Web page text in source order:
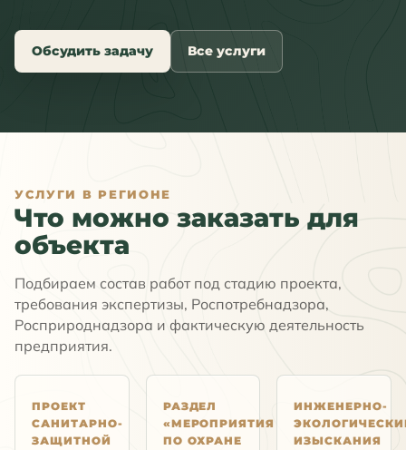
Обсудить задачу Все услуги
УСЛУГИ В РЕГИОНЕ
Что можно заказать для
объекта
Подбираем состав работ под стадию проекта,
требования экспертизы, Роспотребнадзора,
Росприроднадзора и фактическую деятельность
предприятия.
ПРОЕКТ
САНИТАРНО-
ЗАЩИТНОЙ
РАЗДЕЛ
«МЕРОПРИЯТИЯ
ПО ОХРАНЕ
ИНЖЕНЕРНО-
ИЗЫСКАНИЯ